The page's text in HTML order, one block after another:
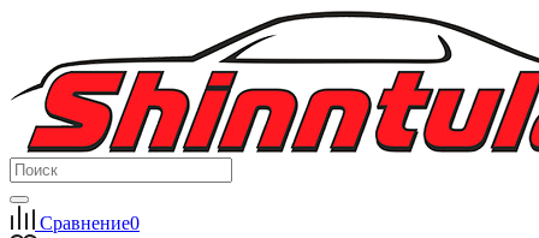
Сравнение0